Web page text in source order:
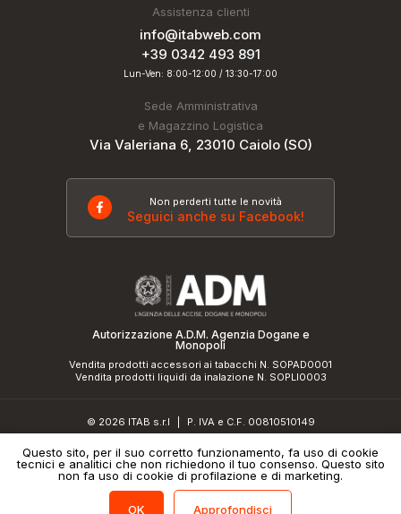
Assistenza clienti
info@itabweb.com
+39 0342 493 891
Lun-Ven: 8:00-12:00 / 13:30-17:00
Sede Amministrativa
e Magazzino Logistica
Via Valeriana 6, 23010 Caiolo (SO)
Non perderti tutte le novità
Seguici anche su Facebook!
Autorizzazione A.D.M. Agenzia Dogane e
Monopoli
Vendita prodotti accessori ai tabacchi N. SOPAD0001
Vendita prodotti liquidi da inalazione N. SOPLI0003
© 2026 ITAB s.r.l
P. IVA e C.F. 00810510149
Informativa sulla privacy e cookie policy | Credits
Questo sito, per il suo corretto funzionamento, fa uso di cookie
tecnici e analitici che non richiedono il tuo consenso. Questo sito
non fa uso di cookie di profilazione e di marketing.
OK Approfondisci